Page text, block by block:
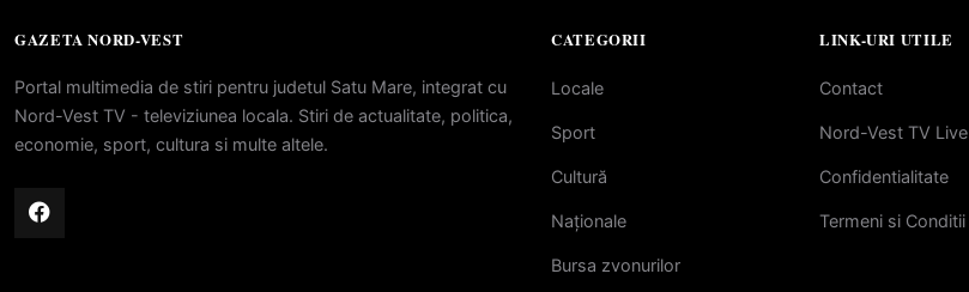
GAZETA NORD-VEST
Portal multimedia de stiri pentru judetul Satu Mare, integrat cu
Nord-Vest TV - televiziunea locala. Stiri de actualitate, politica,
economie, sport, cultura si multe altele.
CATEGORII
Locale
Sport
Cultură
Naționale
Bursa zvonurilor
LINK-URI UTILE
Contact
Nord-Vest TV Live
Confidentialitate
Termeni si Conditii